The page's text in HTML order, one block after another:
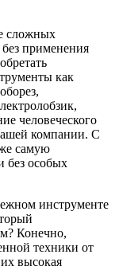
сложных
применения
как
человеческого
компании. С
самую
без особых
инструменте
Конечно,
техники от
высокая